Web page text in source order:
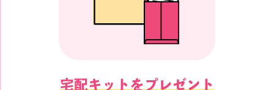
宅配キットをプレゼント